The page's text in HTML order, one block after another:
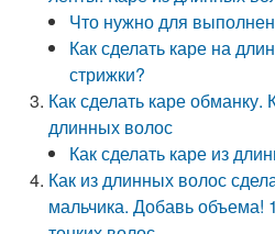
Что нужно для
Как сделать каре на
стрижки?
Как сделать каре обманку.
длинных волос
Как сделать каре из
Как из длинных волос
мальчика. Добавь объема!